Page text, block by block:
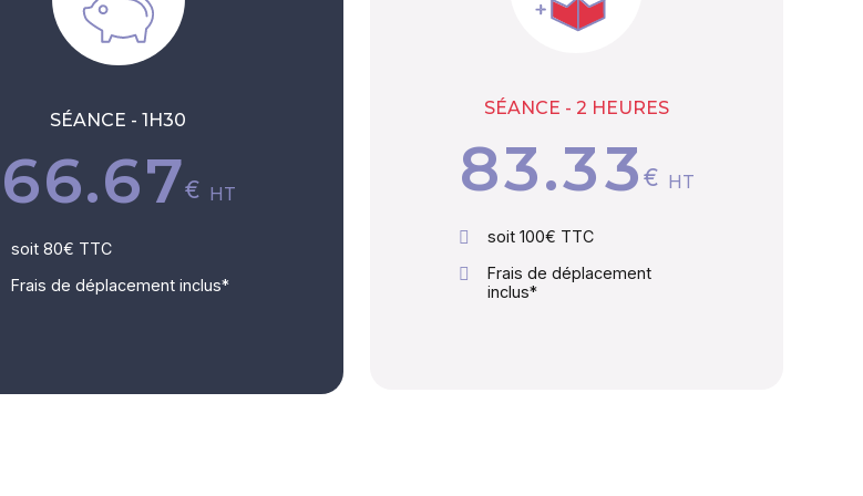
SÉANCE - 1H30
6
7
8
9
4
5
6
7
8
9
.
4
5
6
7
8
9
5
6
7
9
0
€ HT
soit 80€ TTC
Frais de déplacement inclus*
SÉANCE - 2 HEURES
7
8
9
0
2
3
4
5
.
1
2
3
4
5
2
3
5
€ HT
soit 100€ TTC
Frais de déplacement
inclus*